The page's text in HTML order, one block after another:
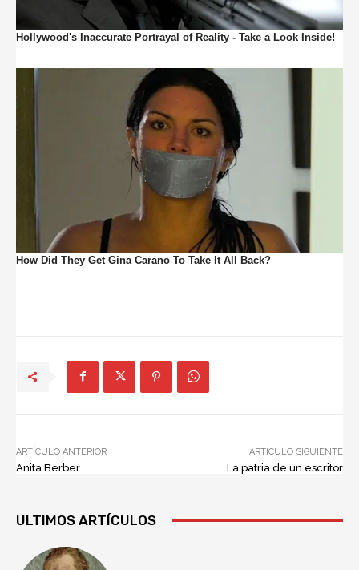
ARTÍCULO ANTERIOR
Anita Berber
ARTÍCULO SIGUIENTE
La patria de un escritor
ULTIMOS ARTÍCULOS